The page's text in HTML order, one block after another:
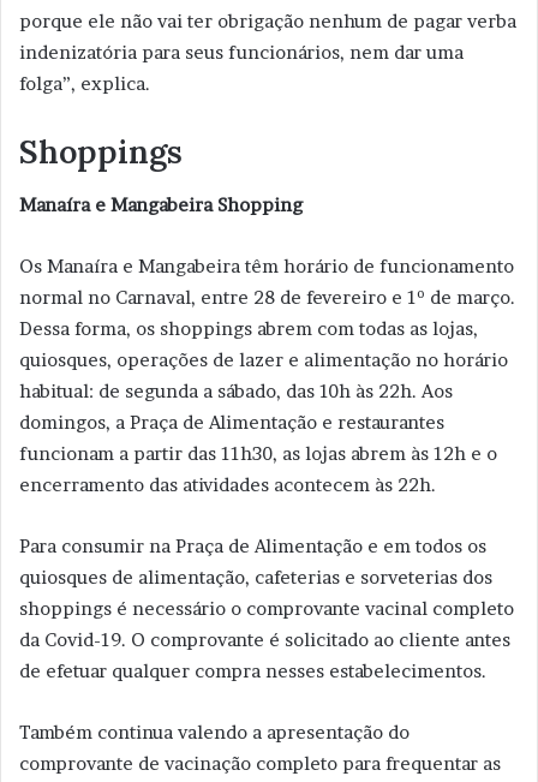
porque ele não vai ter obrigação nenhum de pagar verba
indenizatória para seus funcionários, nem dar uma
folga”, explica.
Shoppings
Manaíra e Mangabeira Shopping
Os Manaíra e Mangabeira têm horário de funcionamento
normal no Carnaval, entre 28 de fevereiro e 1º de março.
Dessa forma, os shoppings abrem com todas as lojas,
quiosques, operações de lazer e alimentação no horário
habitual: de segunda a sábado, das 10h às 22h. Aos
domingos, a Praça de Alimentação e restaurantes
funcionam a partir das 11h30, as lojas abrem às 12h e o
encerramento das atividades acontecem às 22h.
Para consumir na Praça de Alimentação e em todos os
quiosques de alimentação, cafeterias e sorveterias dos
shoppings é necessário o comprovante vacinal completo
da Covid-19. O comprovante é solicitado ao cliente antes
de efetuar qualquer compra nesses estabelecimentos.
Também continua valendo a apresentação do
comprovante de vacinação completo para frequentar as